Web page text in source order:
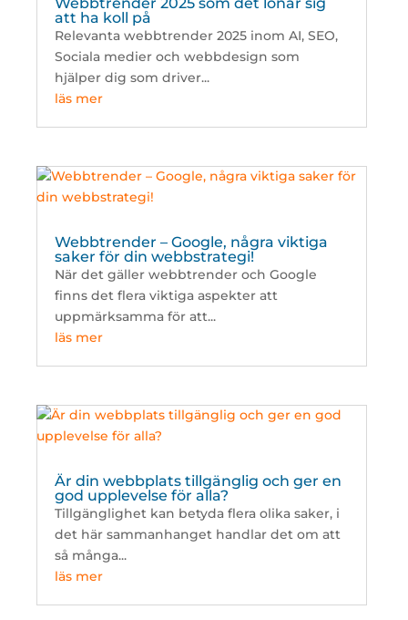
Webbtrender 2025 som det lönar sig
att ha koll på
Relevanta webbtrender 2025 inom AI, SEO,
Sociala medier och webbdesign som
hjälper dig som driver...
läs mer
Webbtrender – Google, några viktiga
saker för din webbstrategi!
När det gäller webbtrender och Google
finns det flera viktiga aspekter att
uppmärksamma för att...
läs mer
Är din webbplats tillgänglig och ger en
god upplevelse för alla?
Tillgänglighet kan betyda flera olika saker, i
det här sammanhanget handlar det om att
så många...
läs mer